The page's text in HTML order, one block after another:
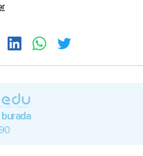
burada